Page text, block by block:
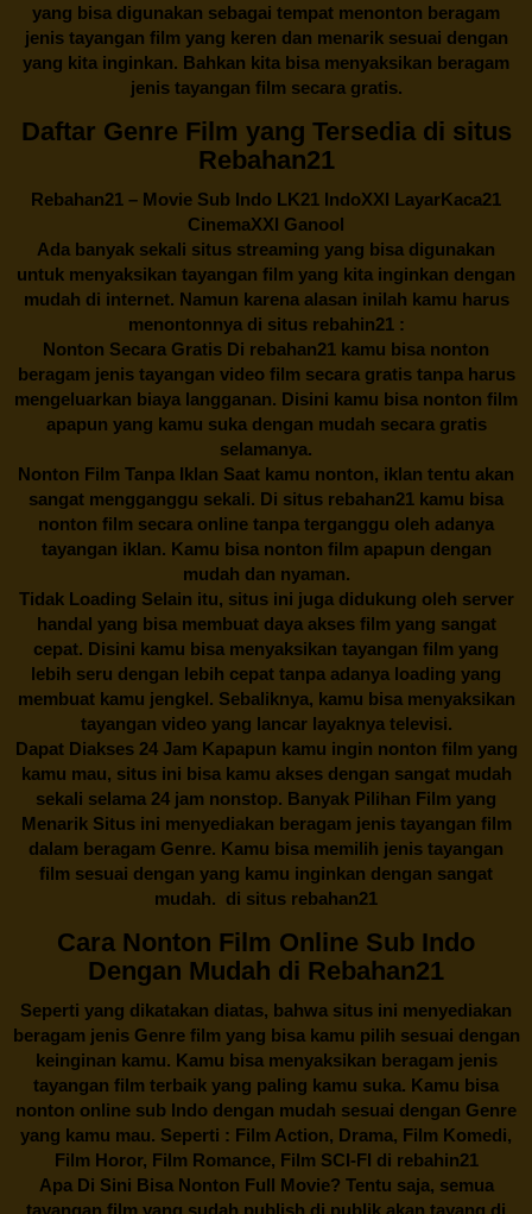
yang bisa digunakan sebagai tempat menonton beragam
jenis tayangan film yang keren dan menarik sesuai dengan
yang kita inginkan. Bahkan kita bisa menyaksikan beragam
jenis tayangan film secara gratis.
Daftar Genre Film yang Tersedia di situs
Rebahan21
Rebahan21 – Movie Sub Indo LK21 IndoXXI LayarKaca21
CinemaXXI Ganool
Ada banyak sekali situs streaming yang bisa digunakan
untuk menyaksikan tayangan film yang kita inginkan dengan
mudah di internet. Namun karena alasan inilah kamu harus
menontonnya di situs rebahin21 :
Nonton Secara Gratis Di rebahan21 kamu bisa nonton
beragam jenis tayangan video film secara gratis tanpa harus
mengeluarkan biaya langganan. Disini kamu bisa nonton film
apapun yang kamu suka dengan mudah secara gratis
selamanya.
Nonton Film Tanpa Iklan Saat kamu nonton, iklan tentu akan
sangat mengganggu sekali. Di situs rebahan21 kamu bisa
nonton film secara online tanpa terganggu oleh adanya
tayangan iklan. Kamu bisa nonton film apapun dengan
mudah dan nyaman.
Tidak Loading Selain itu, situs ini juga didukung oleh server
handal yang bisa membuat daya akses film yang sangat
cepat. Disini kamu bisa menyaksikan tayangan film yang
lebih seru dengan lebih cepat tanpa adanya loading yang
membuat kamu jengkel. Sebaliknya, kamu bisa menyaksikan
tayangan video yang lancar layaknya televisi.
Dapat Diakses 24 Jam Kapapun kamu ingin nonton film yang
kamu mau, situs ini bisa kamu akses dengan sangat mudah
sekali selama 24 jam nonstop. Banyak Pilihan Film yang
Menarik Situs ini menyediakan beragam jenis tayangan film
dalam beragam Genre. Kamu bisa memilih jenis tayangan
film sesuai dengan yang kamu inginkan dengan sangat
mudah. di situs rebahan21
Cara Nonton Film Online Sub Indo
Dengan Mudah di Rebahan21
Seperti yang dikatakan diatas, bahwa situs ini menyediakan
beragam jenis Genre film yang bisa kamu pilih sesuai dengan
keinginan kamu. Kamu bisa menyaksikan beragam jenis
tayangan film terbaik yang paling kamu suka. Kamu bisa
nonton online sub Indo dengan mudah sesuai dengan Genre
yang kamu mau. Seperti : Film Action, Drama, Film Komedi,
Film Horor, Film Romance, Film SCI-FI di rebahin21
Apa Di Sini Bisa Nonton Full Movie? Tentu saja, semua
tayangan film yang sudah publish di publik akan tayang di